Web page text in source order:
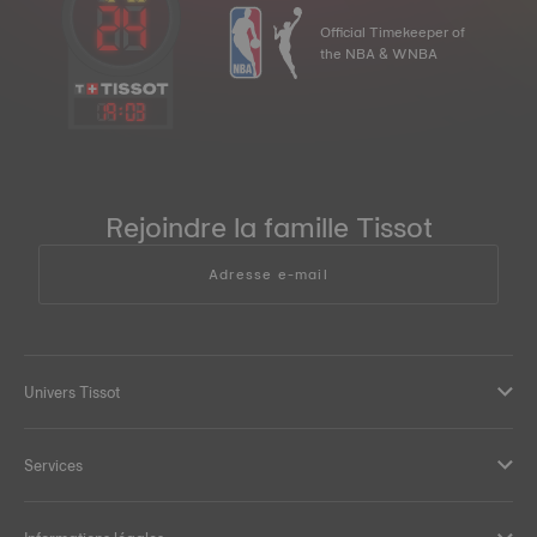
19:03
Official Timekeeper of
the NBA & WNBA
Rejoindre la famille Tissot
Adresse e-mail
Univers Tissot
Services